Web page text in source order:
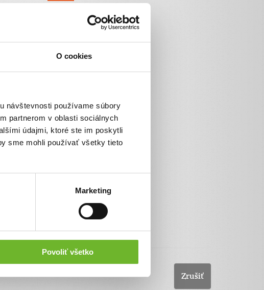
O cookies
návštevnosti používame súbory
partnerom v oblasti sociálnych
údajmi, ktoré ste im poskytli
sme mohli používať všetky tieto
Marketing
Povoliť všetko
údajov
Platba kartou
Platba bankovým prevodom
Pay by square
Zrušiť